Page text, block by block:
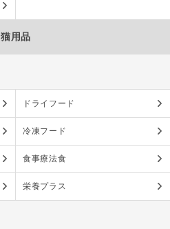
猫用品
ドライフード
冷凍フード
食事療法食
栄養プラス